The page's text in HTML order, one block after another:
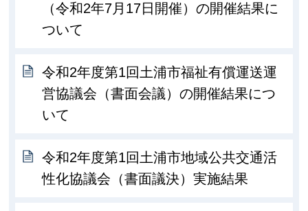
（令和2年7月17日開催）の開催結果に
ついて
令和2年度第1回土浦市福祉有償運送運
営協議会（書面会議）の開催結果につ
いて
令和2年度第1回土浦市地域公共交通活
性化協議会（書面議決）実施結果